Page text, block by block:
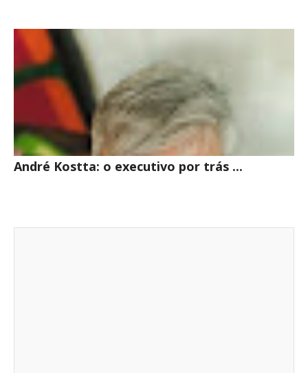
André Kostta: o executivo por trás ...